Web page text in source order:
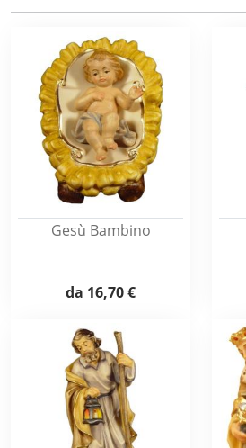
Gesù Bambino
da 16,70 €